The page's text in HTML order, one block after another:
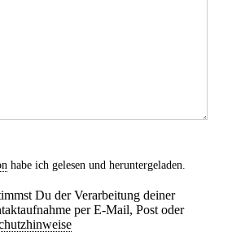
habe ich gelesen und heruntergeladen.
Du der Verarbeitung deiner
per E-Mail, Post oder